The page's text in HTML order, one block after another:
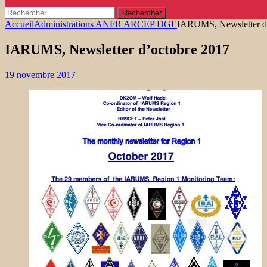
Rechercher :
AccueilAdministrations ANFR ARCEP DGEIARUMS, Newsletter
IARUMS, Newsletter d’octobre 2017
19 novembre 2017